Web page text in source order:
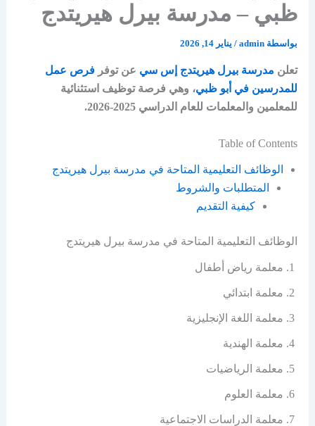
ظبي – مدرسة بيرل هيريتدج
بواسطة admin
/ يناير 14, 2026
تعلن مدرسة بيرل هيريتدج إس سي عن توفر فرص عمل
للمدرسين في أبو ظبي، وهي فرصة توظيف استثنائية
للمعلمين والمعلمات للعام الدراسي 2025-2026.
Table of Contents
الوظائف التعليمية المتاحة في مدرسة بيرل هيريتدج
المتطلبات والشروط
كيفية التقديم
الوظائف التعليمية المتاحة في مدرسة بيرل هيريتدج
معلمة رياض أطفال
معلمة ابتدائي
معلمة اللغة الإنجليزية
معلمة الهندية
معلمة الرياضيات
معلمة العلوم
معلمة الدراسات الاجتماعية